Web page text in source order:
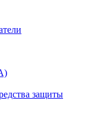
защиты